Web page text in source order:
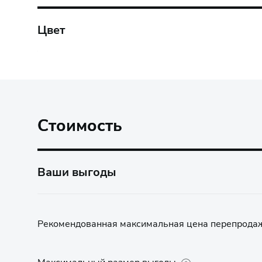
Цвет
Стоимость
Ваши выгоды
Рекомендованная максимальная цена